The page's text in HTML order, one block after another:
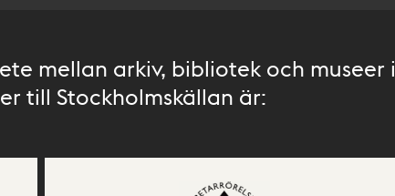
mellan arkiv, bibliotek och museer i
till Stockholmskällan är: